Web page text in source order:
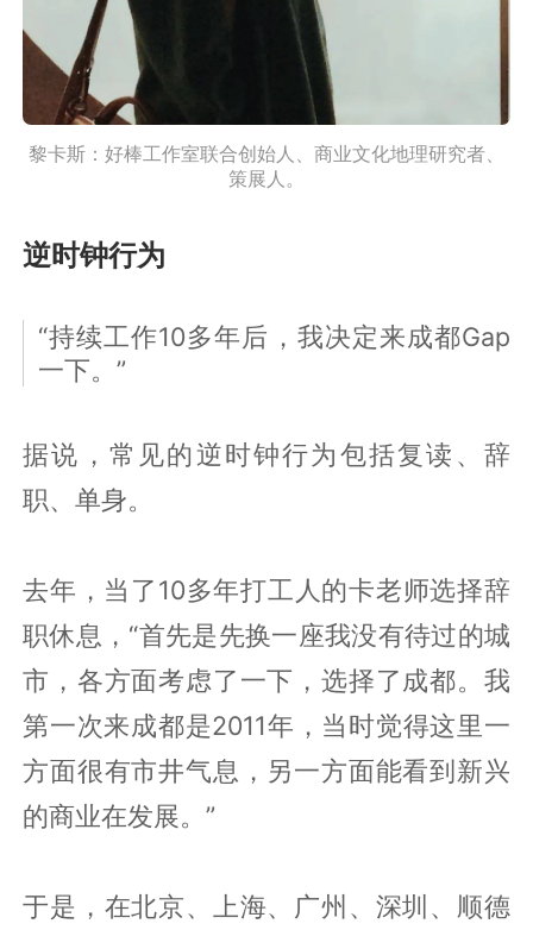
黎卡斯：好棒工作室联合创始人、商业文化地理研究者、
策展人。
逆时钟行为
“持续工作10多年后，我决定来成都Gap
一下。”
据说，常见的逆时钟行为包括复读、辞
职、单身。
去年，当了10多年打工人的卡老师选择辞
职休息，“首先是先换一座我没有待过的城
市，各方面考虑了一下，选择了成都。我
第一次来成都是2011年，当时觉得这里一
方面很有市井气息，另一方面能看到新兴
的商业在发展。”
于是，在北京、上海、广州、深圳、顺德